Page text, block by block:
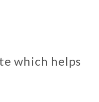
which helps